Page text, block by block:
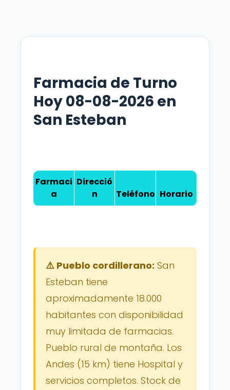
Farmacia de Turno
Hoy 08-08-2026 en
San Esteban
Farmaci
a
Direcció
n
Teléfono Horario
⚠️ Pueblo cordillerano: San
Esteban tiene
aproximadamente 18.000
habitantes con disponibilidad
muy limitada de farmacias.
Pueblo rural de montaña. Los
Andes (15 km) tiene Hospital y
servicios completos. Stock de